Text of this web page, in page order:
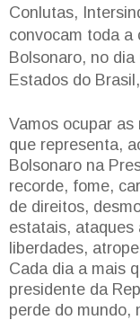
Conlutas,
convocam toda a
Bolsonaro, no
Estados do
Vamos ocupar
que representa,
Bolsonaro na
recorde, fome,
de direitos,
estatais, ataques
liberdades,
Cada dia a mais
presidente da
perde do mundo,